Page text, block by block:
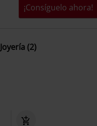
¡Consíguelo ahora!
Joyería (2)